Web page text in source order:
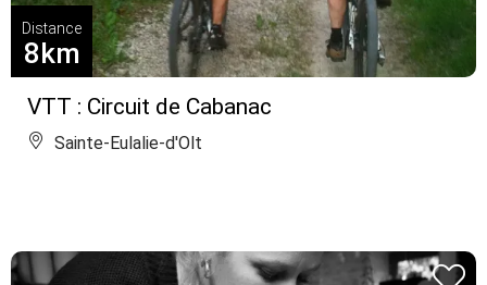
VTT : Circuit de Cabanac
Distance
8km
Sainte-Eulalie-d'Olt